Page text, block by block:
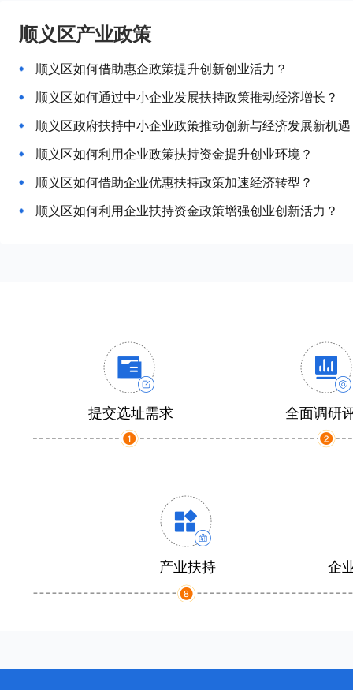
顺义区产业政策
顺义区如何借助惠企政策提升创新创业活力？
顺义区如何通过中小企业发展扶持政策推动经济增长？
顺义区政府扶持中小企业政策推动创新与经济发展新机遇
顺义区如何利用企业政策扶持资金提升创业环境？
顺义区如何借助企业优惠扶持政策加速经济转型？
顺义区如何利用企业扶持资金政策增强创业创新活力？
提交选址需求 全面调研
产业扶持 企